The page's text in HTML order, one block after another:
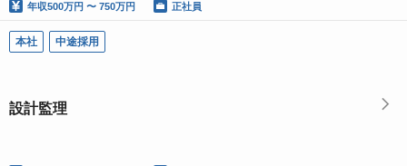
年収500万円 〜 750万円 正社員
本社 中途採用
設計監理